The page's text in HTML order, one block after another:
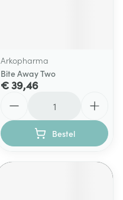
Arkopharma
Bite Away Two
€ 39,46
Bestel